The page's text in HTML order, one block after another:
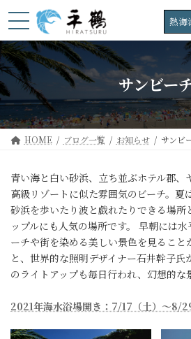
ン
ン
ツ
へ
ス
キ
ッ
プ
ビ
ー
シ
ョ
ン
に
移
動
熱海
サンビー
HOME ブログ一覧 お知らせ サンビ
青い海と白い砂浜、立ち並ぶホテル郡、
高級リゾートに似た雰囲気のビーチ。夏
砂浜を歩いたり波と戯れたりできる場所
ップルにも人気の場所です。 早朝には
ーチや街を染める美しい景色を見ること
と、世界的な照明デザイナー石井幹子氏
のライトアップも毎日行われ、幻想的な
2021年海水浴場開き：7/17（土）～8/